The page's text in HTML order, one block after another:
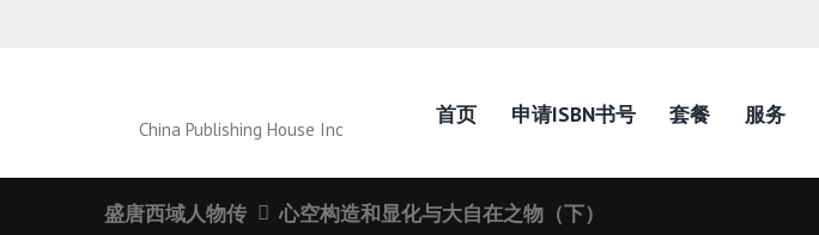
China Publishing House Inc
首页 申请ISBN书号 套餐 服务
盛唐西域人物传 心空构造和显化与大自在之物（下）